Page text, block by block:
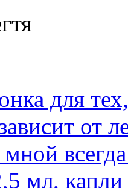
для
от
мной
мл,